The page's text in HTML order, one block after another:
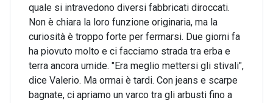
quale si intravedono diversi fabbricati diroccati.
Non è chiara la loro funzione originaria, ma la
curiosità è troppo forte per fermarsi. Due giorni fa
ha piovuto molto e ci facciamo strada tra erba e
terra ancora umide. "Era meglio mettersi gli stivali",
dice Valerio. Ma ormai è tardi. Con jeans e scarpe
bagnate, ci apriamo un varco tra gli arbusti fino a